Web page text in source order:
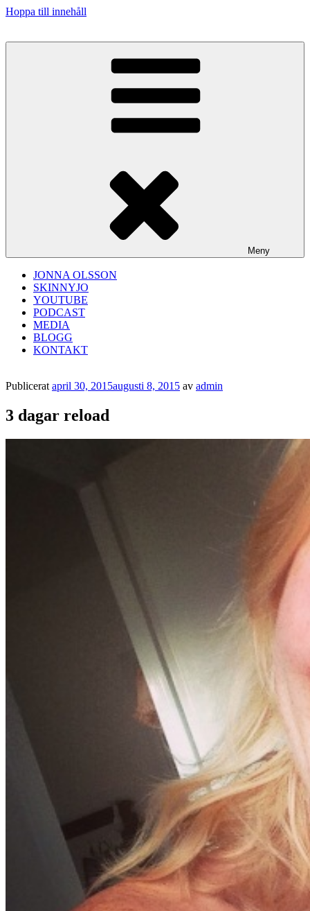
Hoppa till innehåll
Meny
JONNA OLSSON
SKINNYJO
YOUTUBE
PODCAST
MEDIA
BLOGG
KONTAKT
Publicerat april 30, 2015augusti 8, 2015 av admin
3 dagar reload